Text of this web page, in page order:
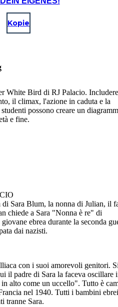
Kopie
White Bird di RJ Palacio. Includere
il climax, l'azione in caduta e la
possono creare un
e fine.
Sara Blum, la nonna di Julian, il
chiede a Sara "Nonna è re" di
ebrea durante la seconda
dai nazisti.
con i suoi amorevoli genitori.
il padre di Sara la faceva oscillare
alto come un uccello". Tutto è
nel 1940. Tutti i bambini
tranne Sara.